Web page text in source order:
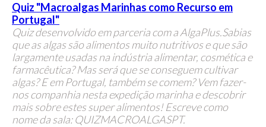
Quiz "Macroalgas Marinhas como Recurso em
Portugal"
Quiz desenvolvido em parceria com a AlgaPlus.Sabias
que as algas são alimentos muito nutritivos e que são
largamente usadas na indústria alimentar, cosmética e
farmacêutica? Mas será que se conseguem cultivar
algas? E em Portugal, também se comem? Vem fazer-
nos companhia nesta expedição marinha e descobrir
mais sobre estes super alimentos!Escreve como
nome da sala: QUIZMACROALGASPT.